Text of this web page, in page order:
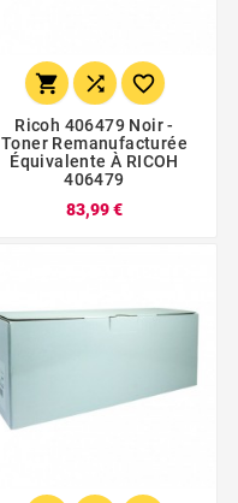
  
Ricoh 406479 Noir -
Toner Remanufacturée
Équivalente À RICOH
406479
83,99 €